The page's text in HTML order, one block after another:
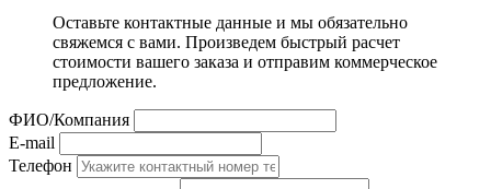
Оставьте контактные данные и мы обязательно
свяжемся с вами. Произведем быстрый расчет
стоимости вашего заказа и отправим коммерческое
предложение.
ФИО/Компания
E-mail
Телефон